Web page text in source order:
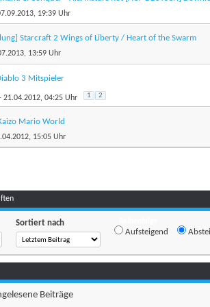
19:39 Uhr
Starcraft 2 Wings of Liberty / Heart of the Swarm
13:59 Uhr
3 Mitspieler
21.04.2012, 04:25 Uhr 1 2
Mario World
15:05 Uhr
Sortiert nach
Aufsteigend
Beiträge